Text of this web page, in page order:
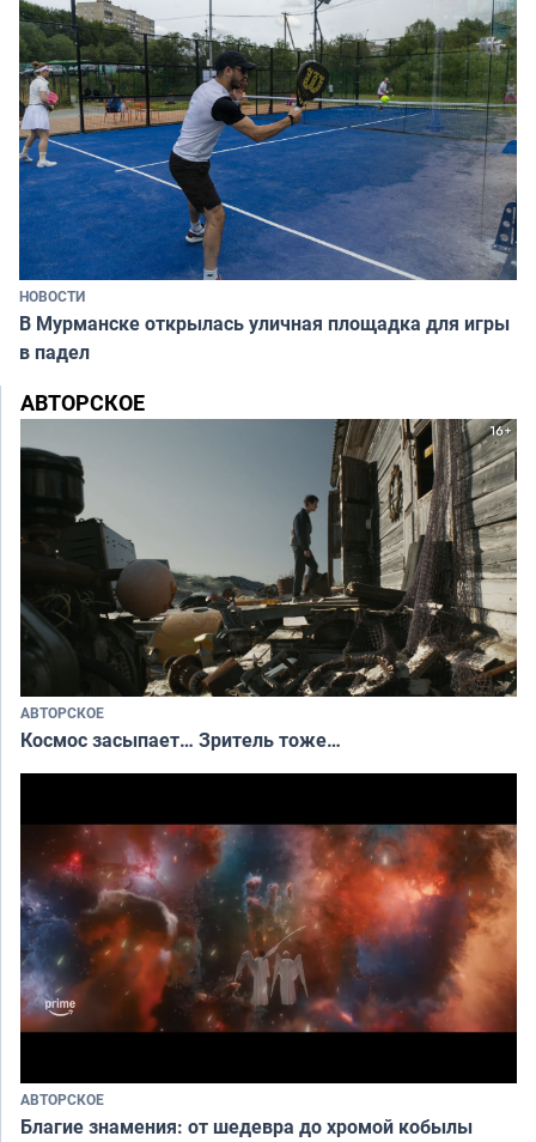
НОВОСТИ
В Мурманске открылась уличная площадка для игры
в падел
АВТОРСКОЕ
АВТОРСКОЕ
Космос засыпает… Зритель тоже…
АВТОРСКОЕ
Благие знамения: от шедевра до хромой кобылы